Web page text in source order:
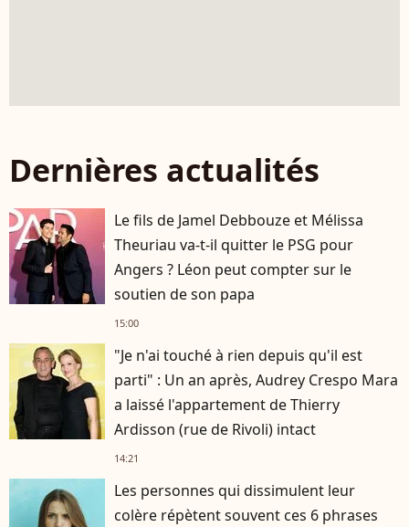
Dernières actualités
Le fils de Jamel Debbouze et Mélissa
Theuriau va-t-il quitter le PSG pour
Angers ? Léon peut compter sur le
soutien de son papa
15:00
"Je n'ai touché à rien depuis qu'il est
parti" : Un an après, Audrey Crespo Mara
a laissé l'appartement de Thierry
Ardisson (rue de Rivoli) intact
14:21
Les personnes qui dissimulent leur
colère répètent souvent ces 6 phrases